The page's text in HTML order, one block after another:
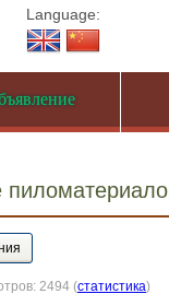
Language:
2494 (статистика)